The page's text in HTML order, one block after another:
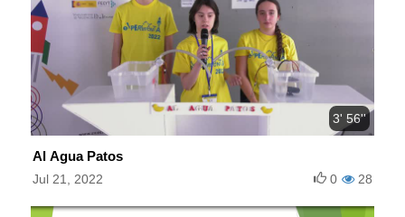
3' 56''
Al Agua Patos
Jul 21, 2022 28
0